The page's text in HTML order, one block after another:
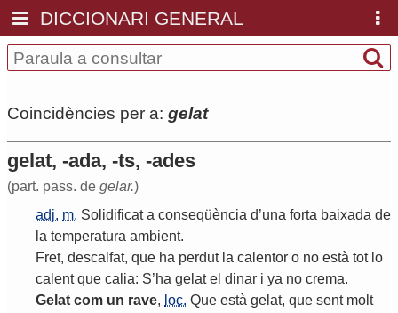
DICCIONARI GENERAL
Coincidències per a: gelat
gelat, -ada, -ts, -ades
(part. pass. de gelar.)
adj. m. Solidificat a conseqüència d’una forta baixada de
la temperatura ambient.
Fret, descalfat, que ha perdut la calentor o no està tot lo
calent que calia: S’ha gelat el dinar i ya no crema.
Gelat com un rave, loc. Que està gelat, que sent molt